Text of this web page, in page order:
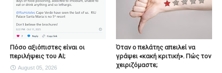
Πόσο αξιόπιστες είναι οι
περιλήψεις του ΑΙ;
August 05, 2026
Όταν ο πελάτης απειλεί να
γράψει «κακή κριτική». Πώς τον
χειριζόμαστε;